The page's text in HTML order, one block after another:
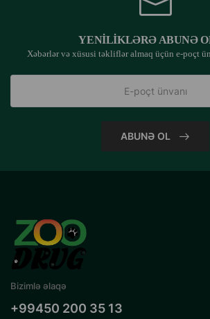
YENILIKLƏRƏ ABUNƏ
Xəbərlər və xüsusi təkliflər almaq üçün e-poçt
ABUNƏ OL
Bizimlə əlaqə
+99450 200 35 13